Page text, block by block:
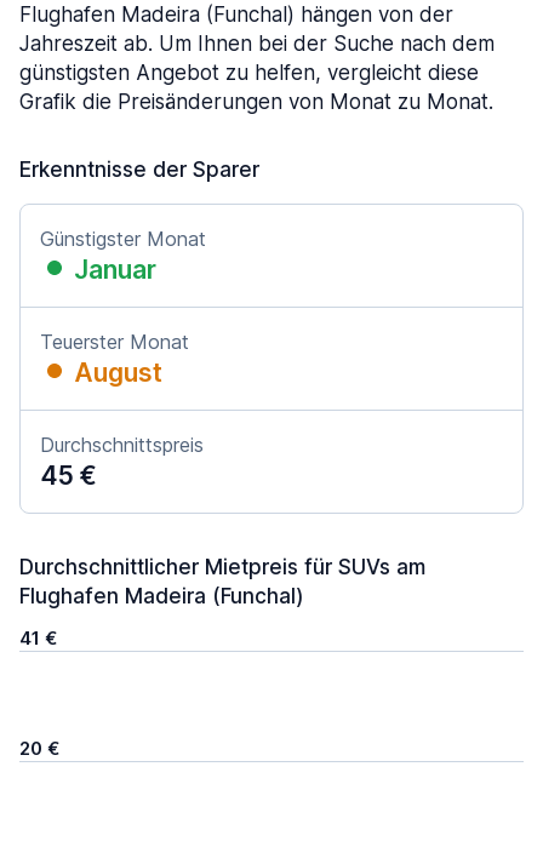
Flughafen Madeira (Funchal) hängen von der
Jahreszeit ab. Um Ihnen bei der Suche nach dem
günstigsten Angebot zu helfen, vergleicht diese
Grafik die Preisänderungen von Monat zu Monat.
Erkenntnisse der Sparer
Günstigster Monat
Januar
Teuerster Monat
August
Durchschnittspreis
45 €
Durchschnittlicher Mietpreis für SUVs am
Flughafen Madeira (Funchal)
41 €
20 €